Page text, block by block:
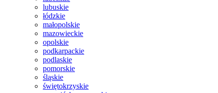
lubuskie
łódzkie
małopolskie
mazowieckie
opolskie
podkarpackie
podlaskie
pomorskie
śląskie
świętokrzyskie